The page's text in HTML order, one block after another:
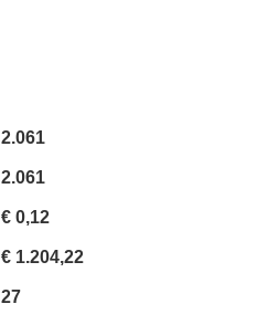
2.061
2.061
€ 0,12
€ 1.204,22
27